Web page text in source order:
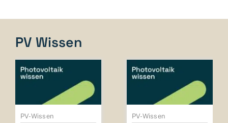
PV Wissen
PV-Wissen PV-Wissen